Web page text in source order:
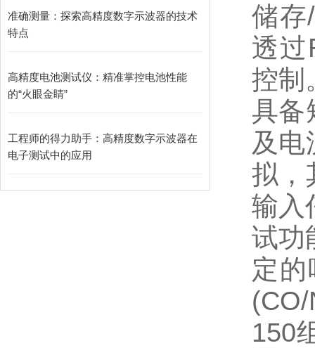
准确测量：探索高精度数字示波器的技术
特点
高精度电池测试仪：精准掌控电池性能
的“火眼金睛”
工程师的得力助手：高精度数字示波器在
电子测试中的应用
储存
透过
控制
具备
及电
拟，
输入
试功
定
150